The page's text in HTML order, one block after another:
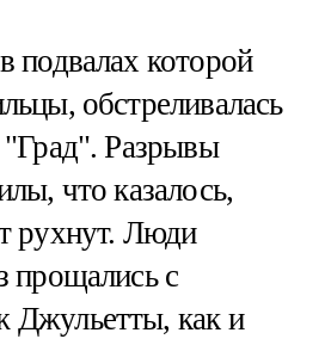
подвалах которой
обстреливалась
"Град". Разрывы
что казалось,
рухнут. Люди
прощались с
как и